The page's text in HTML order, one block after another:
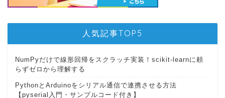
人気記事TOP5
NumPyだけで線形回帰をスクラッチ実装！scikit-learnに頼
らずゼロから理解する
PythonとArduinoをシリアル通信で連携させる方法
【pyserial入門・サンプルコード付き】